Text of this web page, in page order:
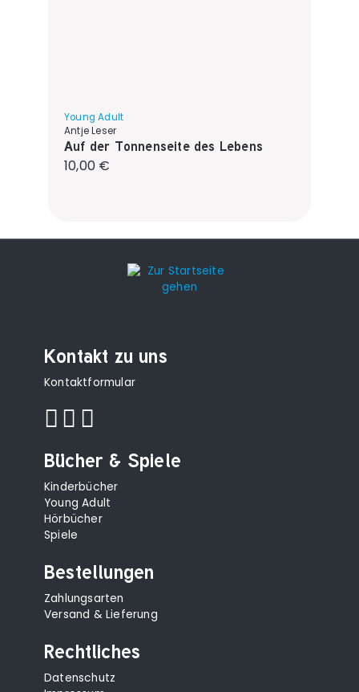
Young Adult
Antje Leser
Auf der Tonnenseite des Lebens
Regulärer Preis:
10,00 €
Kontakt zu uns
Kontaktformular
Bücher & Spiele
Kinderbücher
Young Adult
Hörbücher
Spiele
Bestellungen
Zahlungsarten
Versand & Lieferung
Rechtliches
Datenschutz